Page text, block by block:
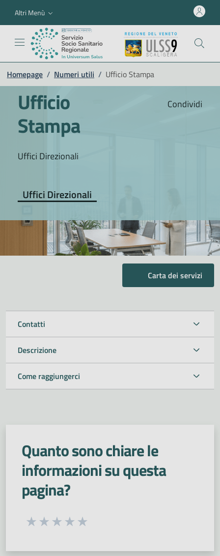
Altri Menù
Homepage / Numeri utili / Ufficio Stampa
Condividi
Ufficio
Stampa
Uffici Direzionali
Uffici Direzionali
Carta dei servizi
Contatti
Descrizione
Come raggiungerci
Quanto sono chiare le
informazioni su questa
pagina?
Seleziona una valutazione da 1 a 5 stelle